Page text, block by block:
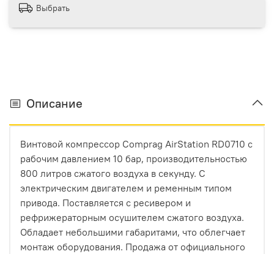
Выбрать
Описание
Винтовой компрессор Comprag AirStation RD0710 с
рабочим давлением 10 бар, производительностью
800 литров сжатого воздуха в секунду. С
электрическим двигателем и ременным типом
привода. Поставляется с ресивером и
рефрижераторным осушителем сжатого воздуха.
Обладает небольшими габаритами, что облегчает
монтаж оборудования. Продажа от официального